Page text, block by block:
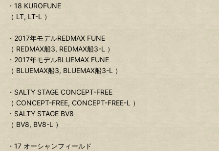
・18 KUROFUNE
（ LT, LT-L ）
・2017年モデルREDMAX FUNE
（ REDMAX船3, REDMAX船3-L ）
・2017年モデルBLUEMAX FUNE
（ BLUEMAX船3, BLUEMAX船3-L ）
・SALTY STAGE CONCEPT-FREE
（ CONCEPT-FREE, CONCEPT-FREE-L ）
・SALTY STAGE BV8
（ BV8, BV8-L ）
・17 オーシャンフィールド